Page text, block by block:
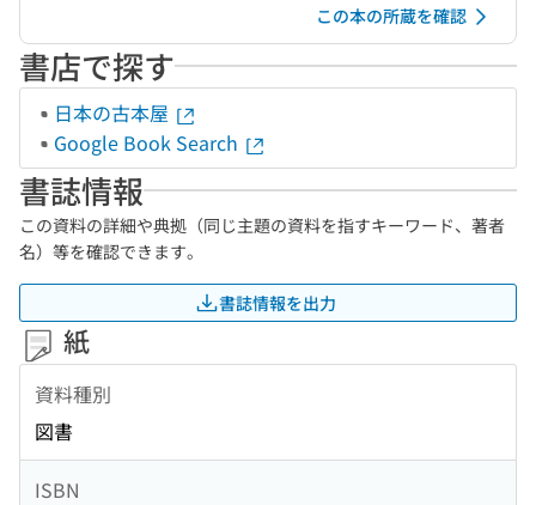
この本の所蔵を確認
書店で探す
日本の古本屋
Google Book Search
書誌情報
この資料の詳細や典拠（同じ主題の資料を指すキーワード、著者
名）等を確認できます。
書誌情報を出力
紙
資料種別
図書
ISBN